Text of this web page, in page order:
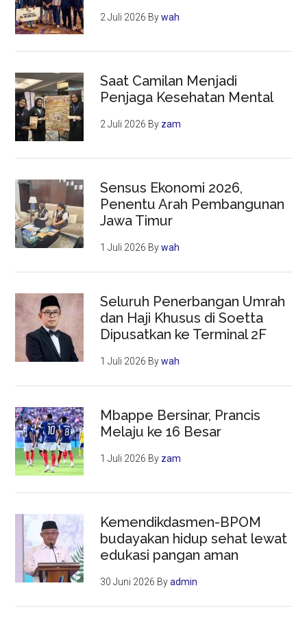
2 Juli 2026 Bywah
Saat Camilan Menjadi
Penjaga Kesehatan Mental
2 Juli 2026 By zam
Sensus Ekonomi 2026,
Penentu Arah Pembangunan
Jawa Timur
1 Juli 2026 Bywah
Seluruh Penerbangan Umrah
dan Haji Khusus di Soetta
Dipusatkan ke Terminal 2F
1 Juli 2026 Bywah
Mbappe Bersinar, Prancis
Melaju ke 16 Besar
1 Juli 2026 By zam
Kemendikdasmen-BPOM
budayakan hidup sehat lewat
edukasi pangan aman
30 Juni 2026 Byadmin